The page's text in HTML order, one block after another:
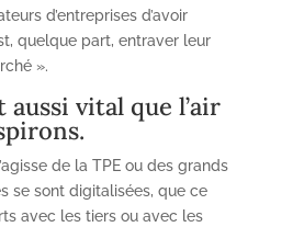
d’entreprises d’avoir
quelque part, entraver leur
».
vital que l’air
de la TPE ou des grands
se sont digitalisées, que ce
avec les tiers ou avec les